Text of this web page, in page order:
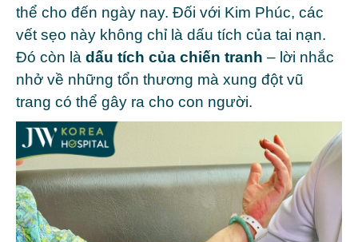
thể cho đến ngày nay. Đối với Kim Phúc, các
vết sẹo này không chỉ là dấu tích của tai nạn.
Đó còn là dấu tích của chiến tranh – lời nhắc
nhở về những tổn thương mà xung đột vũ
trang có thể gây ra cho con người.